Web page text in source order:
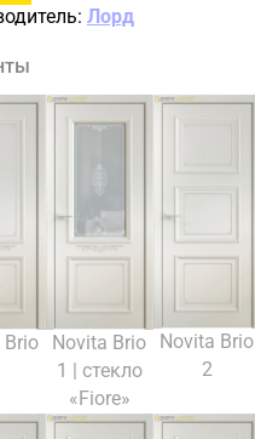
Лорд
Brio
Novita Brio
1 | стекло
«Fiore»
Novita Brio
2